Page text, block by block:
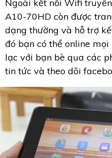
Ngoài kết nối Wifi
A10-70HD còn được
dạng thường và hỗ trợ
đó bạn có thể online
lạc với bạn bè qua các
tin tức và theo dõi